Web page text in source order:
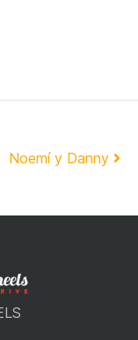
Noemí y Danny